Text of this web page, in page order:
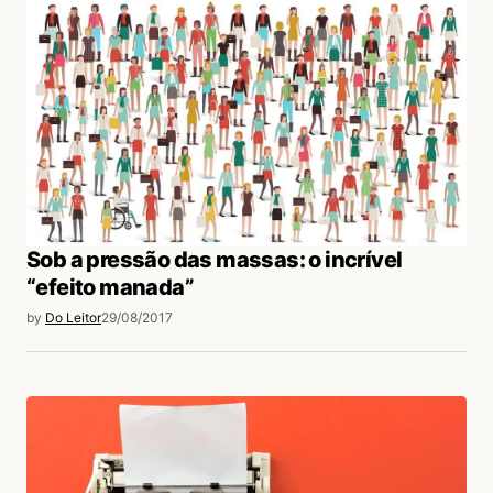
ativamente essas consequências, descobri-
las o mais cedo possível e, se forem ruins,
fazer o que os criadores fazem melhor:
recebê-las como novos problemas a serem
solucionados.”… ou seja, prefiro me apegar à
uma fina camada de esperança, distópica
ou não, mesmo que ela divida o planeta,
pois, pra falar a verdade, não será a
primeira vez e espero que não seja a
última… espero!
05/09/2017 às 12:12 PM
Sob a pressão das massas: o incrível
“efeito manada”
by Do Leitor29/08/2017